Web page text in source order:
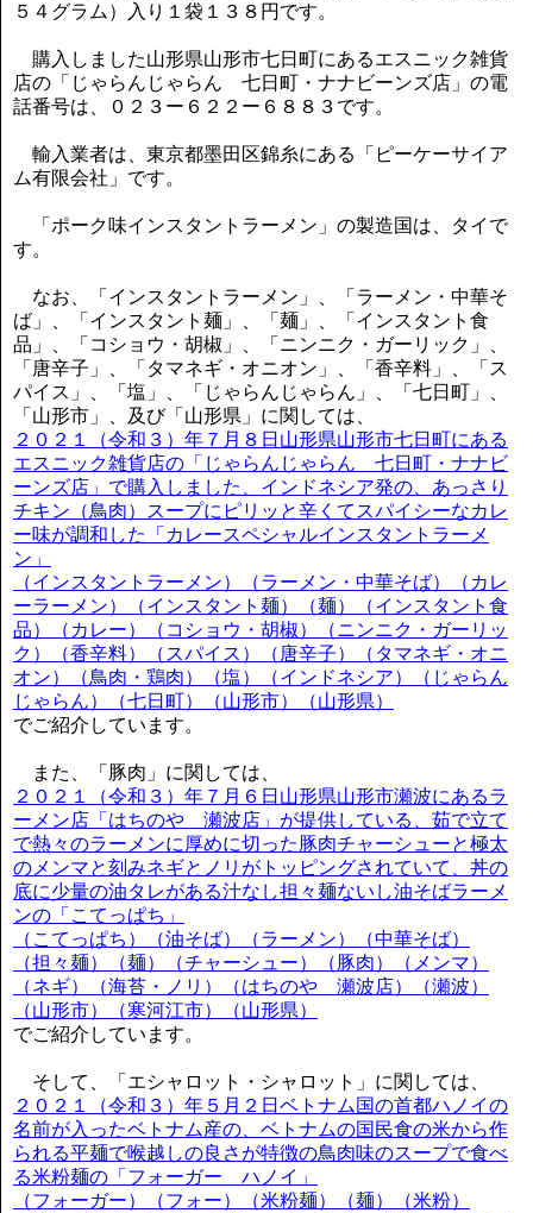
５４グラム）入り１袋１３８円です。
購入しました山形県山形市七日町にあるエスニック雑貨
店の「じゃらんじゃらん 七日町・ナナビーンズ店」の電
話番号は、０２３ー６２２ー６８８３です。
輸入業者は、東京都墨田区錦糸にある「ピーケーサイア
ム有限会社」です。
「ポーク味インスタントラーメン」の製造国は、タイで
す。
なお、「インスタントラーメン」、「ラーメン・中華そ
ば」、「インスタント麺」、「麺」、「インスタント食
品」、「コショウ・胡椒」、「ニンニク・ガーリック」、
「唐辛子」、「タマネギ・オニオン」、「香辛料」、「ス
パイス」、「塩」、「じゃらんじゃらん」、「七日町」、
「山形市」、及び「山形県」に関しては、
２０２１（令和３）年７月８日山形県山形市七日町にある
エスニック雑貨店の「じゃらんじゃらん 七日町・ナナビ
ーンズ店」で購入しました、インドネシア発の、あっさり
チキン（鳥肉）スープにピリッと辛くてスパイシーなカレ
ー味が調和した「カレースペシャルインスタントラーメ
ン」
（インスタントラーメン）（ラーメン・中華そば）（カレ
ーラーメン）（インスタント麺）（麺）（インスタント食
品）（カレー）（コショウ・胡椒）（ニンニク・ガーリッ
ク）（香辛料）（スパイス）（唐辛子）（タマネギ・オニ
オン）（鳥肉・鶏肉）（塩）（インドネシア）（じゃらん
じゃらん）（七日町）（山形市）（山形県）
でご紹介しています。
また、「豚肉」に関しては、
２０２１（令和３）年７月６日山形県山形市瀬波にあるラ
ーメン店「はちのや 瀬波店」が提供している、茹で立て
で熱々のラーメンに厚めに切った豚肉チャーシューと極太
のメンマと刻みネギとノリがトッピングされていて、丼の
底に少量の油タレがある汁なし担々麺ないし油そばラーメ
ンの「こてっぱち」
（こてっぱち）（油そば）（ラーメン）（中華そば）
（担々麺）（麺）（チャーシュー）（豚肉）（メンマ）
（ネギ）（海苔・ノリ）（はちのや 瀬波店）（瀬波）
（山形市）（寒河江市）（山形県）
でご紹介しています。
そして、「エシャロット・シャロット」に関しては、
２０２１（令和３）年５月２日ベトナム国の首都ハノイの
名前が入ったベトナム産の、ベトナムの国民食の米から作
られる平麺で喉越しの良さが特徴の鳥肉味のスープで食べ
る米粉麺の「フォーガー ハノイ」
（フォーガー）（フォー）（米粉麺）（麺）（米粉）